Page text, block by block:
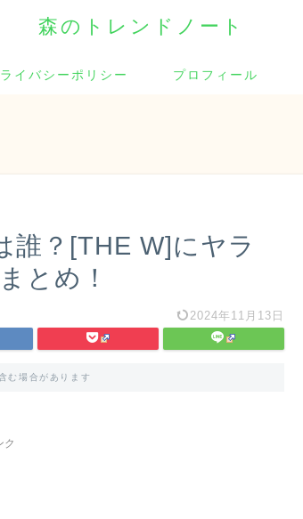
森のトレンドノート
イバシーポリシー プロフィール
誰？[THE W]にヤラ
とめ！
2024年11月13日
む場合があります
ク